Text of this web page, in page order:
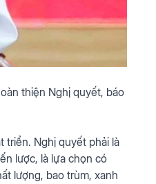
thiện Nghị quyết, báo
triển. Nghị quyết phải là
lược, là lựa chọn có
lượng, bao trùm, xanh